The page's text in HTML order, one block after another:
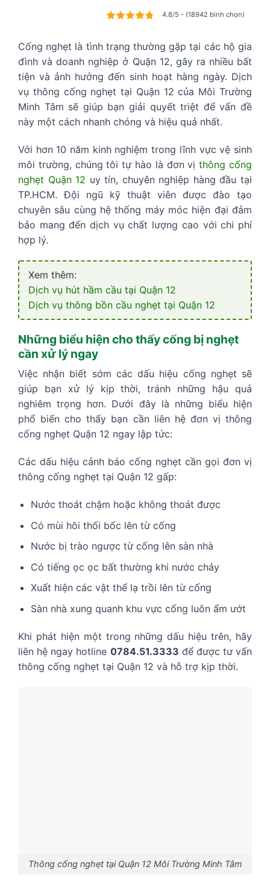
4.8/5 - (18942 bình chọn)
Cống nghẹt là tình trạng thường gặp tại các hộ gia
đình và doanh nghiệp ở Quận 12, gây ra nhiều bất
tiện và ảnh hưởng đến sinh hoạt hàng ngày. Dịch
vụ thông cống nghẹt tại Quận 12 của Môi Trường
Minh Tâm sẽ giúp bạn giải quyết triệt để vấn đề
này một cách nhanh chóng và hiệu quả nhất.
Với hơn 10 năm kinh nghiệm trong lĩnh vực vệ sinh
môi trường, chúng tôi tự hào là đơn vịthông cống
nghẹt Quận 12 uy tín, chuyên nghiệp hàng đầu tại
TP.HCM. Đội ngũ kỹ thuật viên được đào tạo
chuyên sâu cùng hệ thống máy móc hiện đại đảm
bảo mang đến dịch vụ chất lượng cao với chi phí
hợp lý.
Xem thêm:
Dịch vụ hút hầm cầu tại Quận 12
Dịch vụ thông bồn cầu nghẹt tại Quận 12
Những biểu hiện cho thấy cống bị nghẹt
cần xử lý ngay
Việc nhận biết sớm các dấu hiệu cống nghẹt sẽ
giúp bạn xử lý kịp thời, tránh những hậu quả
nghiêm trọng hơn. Dưới đây là những biểu hiện
phổ biến cho thấy bạn cần liên hệ đơn vị thông
cống nghẹt Quận 12 ngay lập tức:
Các dấu hiệu cảnh báo cống nghẹt cần gọi đơn vị
thông cống nghẹt tại Quận 12 gấp:
Nước thoát chậm hoặc không thoát được
Có mùi hôi thối bốc lên từ cống
Nước bị trào ngược từ cống lên sàn nhà
Có tiếng ọc ọc bất thường khi nước chảy
Xuất hiện các vật thể lạ trồi lên từ cống
Sàn nhà xung quanh khu vực cống luôn ẩm ướt
Khi phát hiện một trong những dấu hiệu trên, hãy
liên hệ ngay hotline 0784.51.3333 để được tư vấn
thông cống nghẹt tại Quận 12 và hỗ trợ kịp thời.
Thông cống nghẹt tại Quận 12 Môi Trường Minh Tâm